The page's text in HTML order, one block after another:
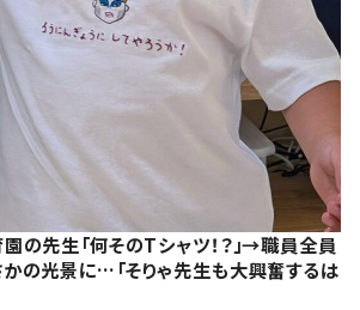
の先生「何そのTシャツ！？」→職員全員
の光景に…「そりゃ先生も大興奮するは